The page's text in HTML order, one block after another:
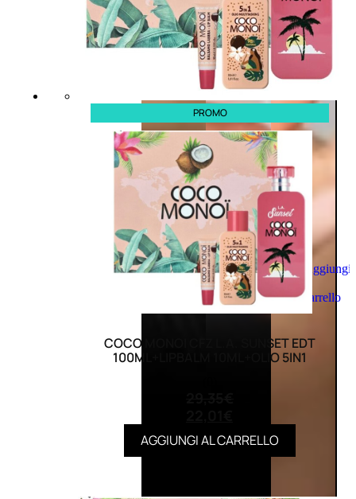
Aggiungi
carrello
PROMO
COCO MONOI CFZ L.A. SUNSET EDT
100ML+LIPBALM 10ML+OLIO 5IN1
AGGIUNGI AL CARRELLO